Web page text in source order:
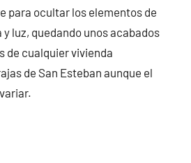
para ocultar los elementos de
luz, quedando unos acabados
de cualquier vivienda
de San Esteban aunque el